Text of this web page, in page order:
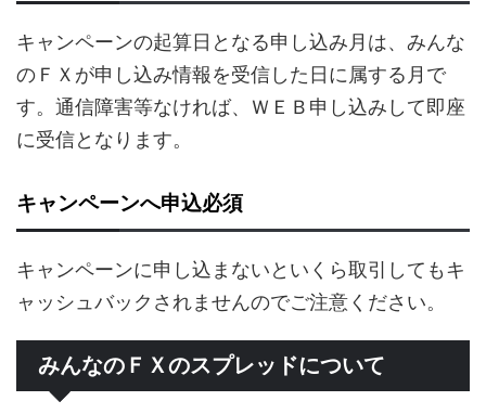
キャンペーンの起算日となる申し込み月は、みんな
のＦＸが申し込み情報を受信した日に属する月で
す。通信障害等なければ、ＷＥＢ申し込みして即座
に受信となります。
キャンペーンへ申込必須
キャンペーンに申し込まないといくら取引してもキ
ャッシュバックされませんのでご注意ください。
みんなのＦＸのスプレッドについて